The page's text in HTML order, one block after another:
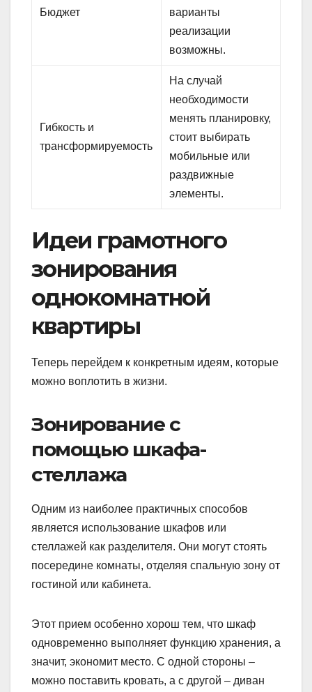
Бюджет
варианты
реализации
возможны.
Гибкость и
трансформируемость
На случай
необходимости
менять планировку,
стоит выбирать
мобильные или
раздвижные
элементы.
Идеи грамотного
зонирования
однокомнатной
квартиры
Теперь перейдем к конкретным идеям, которые
можно воплотить в жизни.
Зонирование с
помощью шкафа-
стеллажа
Одним из наиболее практичных способов
является использование шкафов или
стеллажей как разделителя. Они могут стоять
посередине комнаты, отделяя спальную зону от
гостиной или кабинета.
Этот прием особенно хорош тем, что шкаф
одновременно выполняет функцию хранения, а
значит, экономит место. С одной стороны –
можно поставить кровать, а с другой – диван